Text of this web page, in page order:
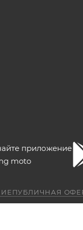
приложение
moto
ПУБЛИЧНАЯ